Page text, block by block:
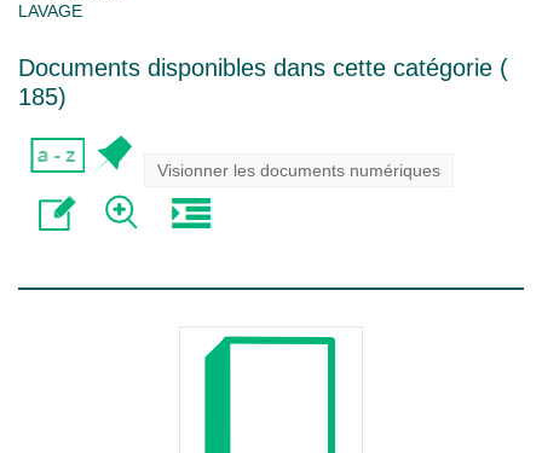
LAVAGE
Documents disponibles dans cette catégorie (
185)
Visionner les documents numériques